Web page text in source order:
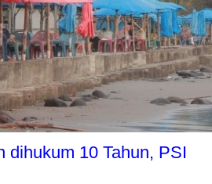
dihukum 10 Tahun, PSI